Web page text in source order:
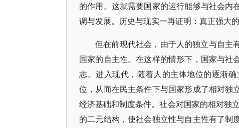
的作用。这就需要国家的运行能够与社会
调与发展。历史与现实一再证明：真正强大
但在前现代社会，由于人的独立与自主
国家的自主性。在这样的情形下，国家与
志。进入现代，随着人的主体地位的逐渐
位，从而在民主条件下与国家形成了相对独
经济基础和制度条件。社会对国家的相对
的二元结构，使社会独立性与自主性有了制